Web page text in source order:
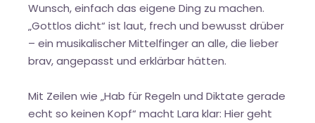
Wunsch, einfach das eigene Ding zu machen.
„Gottlos dicht“ ist laut, frech und bewusst drüber
– ein musikalischer Mittelfinger an alle, die lieber
brav, angepasst und erklärbar hätten.
Mit Zeilen wie „Hab für Regeln und Diktate gerade
echt so keinen Kopf“ macht Lara klar: Hier geht